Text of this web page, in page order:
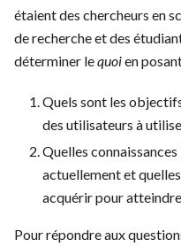
étaient des chercheurs en
de recherche et des
déterminer lequoien
Quels sont les
des utilisateurs à
Quelles
actuellement et
acquérir pour
Pour répondre aux